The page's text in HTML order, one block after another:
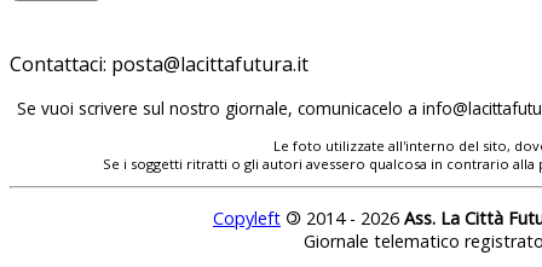
Contattaci: posta@lacittafutura.it
Se vuoi scrivere sul nostro giornale, comunicacelo a
Le foto utilizzate all'interno del sito,
Se i soggetti ritratti o gli autori avessero qualcosa in contrario
Copyleft © 2014 - 2026 Ass. La Città
Giornale telematico